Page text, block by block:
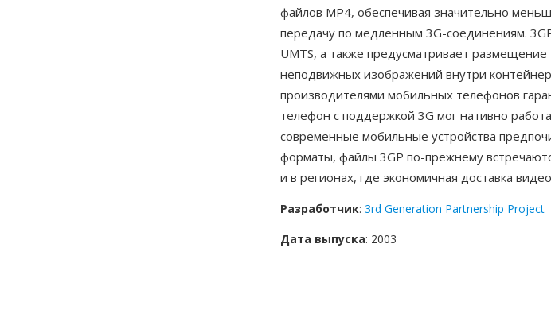
файлов MP4, обеспечивая значительно
передачу по медленным 3G-соединениям.
UMTS, а также предусматривает размещение
неподвижных изображений внутри
производителями мобильных телефонов
телефон с поддержкой 3G мог нативно
современные мобильные устройства
форматы, файлы 3GP по-прежнему
и в регионах, где экономичная доставка
Разработчик: 3rd Generation Partnership Project
Дата выпуска: 2003